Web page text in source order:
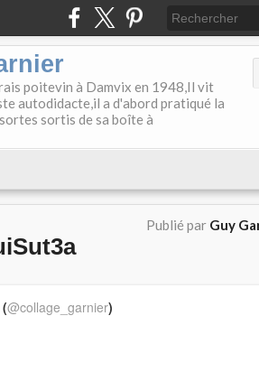
poitevin à Damvix en 1948,Il vit
autodidacte,il a d'abord pratiqué la
sortis de sa boîte à
Publié par Guy
@collage_garnier)